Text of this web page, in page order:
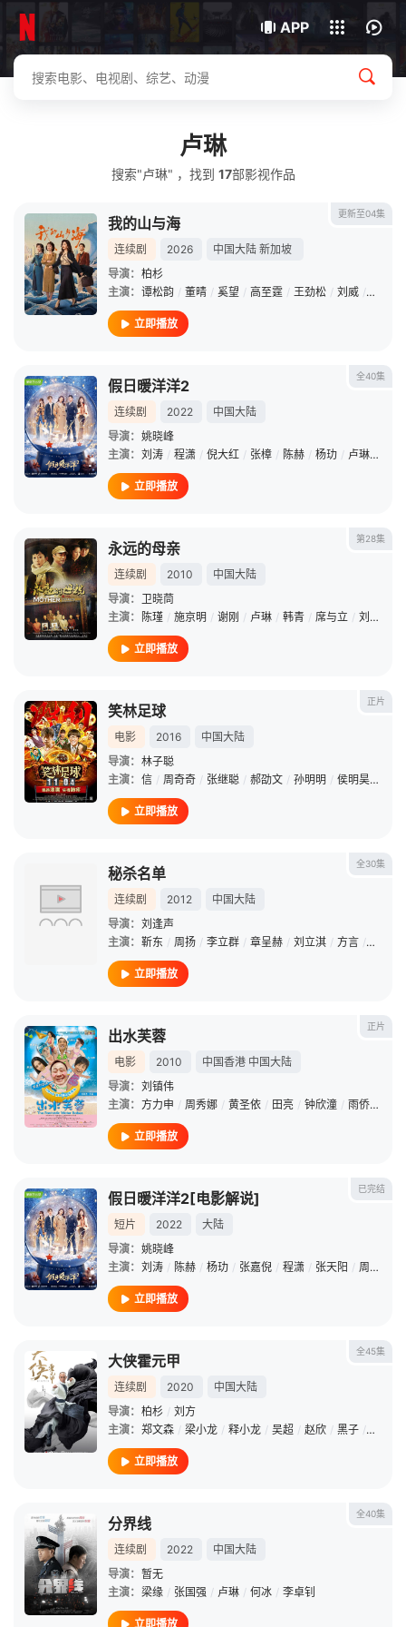
APP
下载客户端
我的观影记录
卢琳
搜索"卢琳" ，找到 17部影视作品
更新至04集
我的山与海
连续剧 2026 中国大陆 新加坡
导演： 柏杉
主演： 谭松韵 / 董晴 / 奚望 / 高至霆 / 王劲松 / 刘威 / 石云鹏
立即播放
全40集
假日暖洋洋2
连续剧 2022
中国大陆
导演： 姚晓峰
主演： 刘涛 / 程潇 / 倪大红 / 张樟 / 陈赫 / 杨玏 / 卢琳 /
立即播放
第28集
永远的母亲
连续剧 2010
中国大陆
导演： 卫晓茼
主演：
陈瑾 / 施京明 / 谢刚 / 卢琳 / 韩青 / 席与立 / 刘旭
立即播放
正片
笑林足球
电影 2016
中国大陆
导演： 林子聪
主演： 信 / 周奇奇 / 张继聪 / 郝劭文 / 孙明明 / 侯明昊 /
立即播放
全30集
秘杀名单
连续剧 2012
中国大陆
导演： 刘逢声
主演： 靳东 / 周扬 / 李立群 / 章呈赫 / 刘立淇 / 方言 / 王鹏凯
立即播放
正片
出水芙蓉
电影 2010 中国香港 中国大陆
导演： 刘镇伟
主演： 方力申 / 周秀娜 / 黄圣依 / 田亮 / 钟欣潼 / 雨侨 /
立即播放
已完结
假日暖洋洋2[电影解说]
短片 2022
大陆
导演： 姚晓峰
主演： 刘涛 / 陈赫 / 杨玏 / 张嘉倪 / 程潇 / 张天阳 / 周陆啦
立即播放
全45集
大侠霍元甲
连续剧 2020
中国大陆
导演： 柏杉 / 刘方
主演： 郑文森 / 梁小龙 / 释小龙 / 吴超 / 赵欣 / 黑子 / 张春仲
立即播放
全40集
分界线
连续剧 2022
中国大陆
导演： 暂无
主演： 梁缘 / 张国强 / 卢琳 / 何冰 / 李卓钊
立即播放